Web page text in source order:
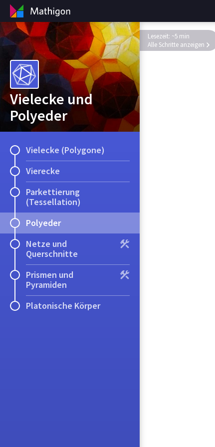
Vielecke und
Polyeder
Vielecke (Polygone)
Vierecke
Parkettierung
(Tessellation)
Polyeder
Netze und
Querschnitte
Prismen und
Pyramiden
Platonische Körper
Lesezeit: ~5 min
Alle Schritte anzeigen